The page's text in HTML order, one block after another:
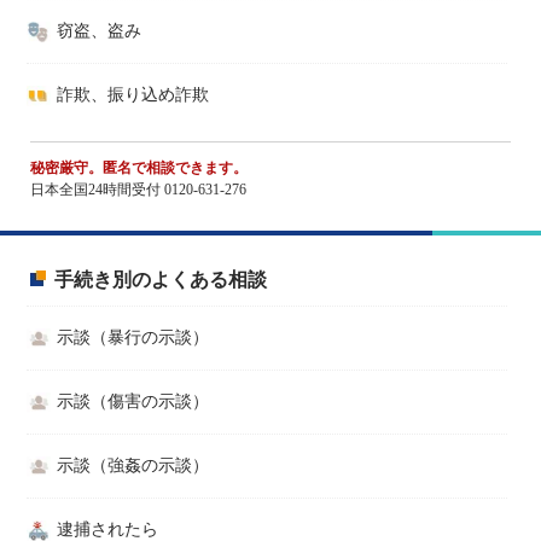
窃盗、盗み
詐欺、振り込め詐欺
秘密厳守。匿名で相談できます。
日本全国24時間受付 0120-631-276
手続き別のよくある相談
示談（暴行の示談）
示談（傷害の示談）
示談（強姦の示談）
逮捕されたら